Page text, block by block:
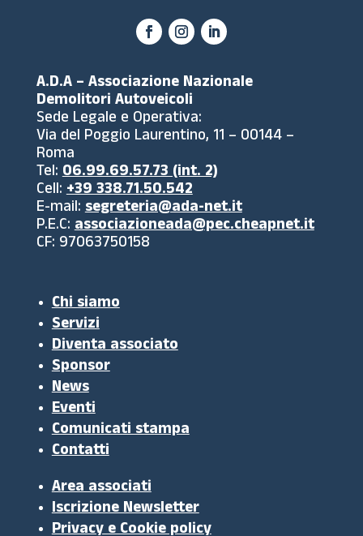
A.D.A – Associazione Nazionale
Demolitori Autoveicoli
Sede Legale e Operativa:
Via del Poggio Laurentino, 11 – 00144 –
Roma
Tel:06.99.69.57.73 (int. 2)
Cell:+39 338.71.50.542
E-mail:segreteria@ada-net.it
P.E.C:associazioneada@pec.cheapnet.it
CF: 97063750158
Chi siamo
Servizi
Diventa associato
Sponsor
News
Eventi
Comunicati stampa
Contatti
Area associati
Iscrizione Newsletter
Privacy e Cookie policy